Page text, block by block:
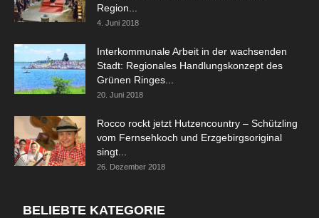
Region...
4. Juni 2018
Interkommunale Arbeit in der wachsenden
Stadt: Regionales Handlungskonzept des
Grünen Ringes...
20. Juni 2018
Rocco rockt jetzt Hutzencountry – Schützling
vom Fernsehkoch und Erzgebirgsoriginal
singt...
26. Dezember 2018
BELIEBTE KATEGORIE